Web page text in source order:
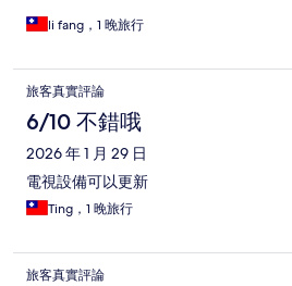
li fang，1 晚旅行
旅客真實評論
6/10 不錯哦
2026 年 1 月 29 日
電視設備可以更新
Ting，1 晚旅行
旅客真實評論